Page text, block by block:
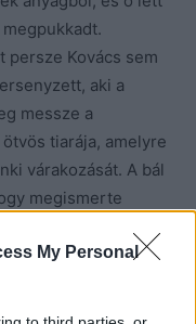
My Personal
persze Kovács sem
aki a
messze a
tiarája, amelyre
várakozását. A bál
megismerte